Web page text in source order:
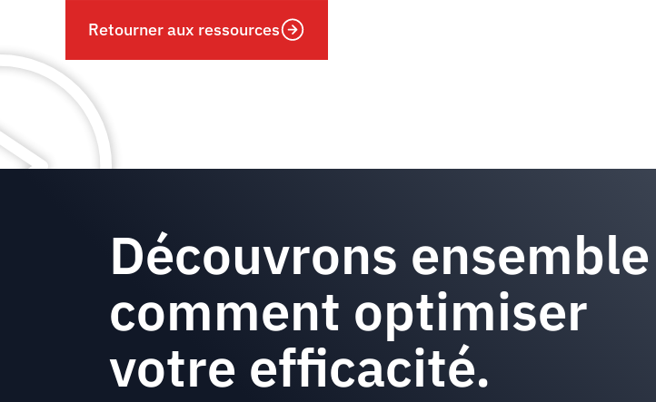
Retourner aux ressources
Découvrons ensemble
comment optimiser
votre efficacité.